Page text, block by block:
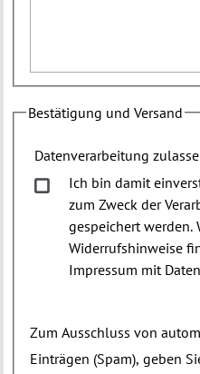
Bestätigung und Versand
Datenverarbeitung
Ich bin damit
zum Zweck der
gespeichert werden.
Widerrufshinweise
Impressum mit
Zum Ausschluss von
Einträgen (Spam), geben